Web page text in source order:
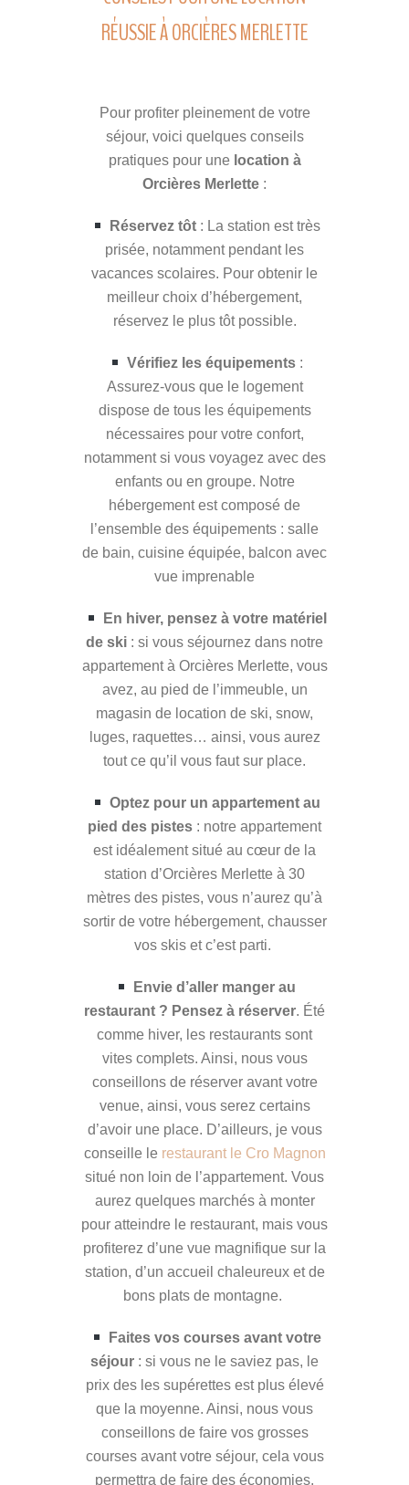
RÉUSSIE À ORCIÈRES MERLETTE
Pour profiter pleinement de votre
séjour, voici quelques conseils
pratiques pour une location à
Orcières Merlette :
Réservez tôt: La station est très
prisée, notamment pendant les
vacances scolaires. Pour obtenir le
meilleur choix d’hébergement,
réservez le plus tôt possible.
Vérifiez les équipements:
Assurez-vous que le logement
dispose de tous les équipements
nécessaires pour votre confort,
notamment si vous voyagez avec des
enfants ou en groupe. Notre
hébergement est composé de
l’ensemble des équipements : salle
de bain, cuisine équipée, balcon avec
vue imprenable
En hiver, pensez à votre matériel
de ski : si vous séjournez dans notre
appartement à Orcières Merlette, vous
avez, au pied de l’immeuble, un
magasin de location de ski, snow,
luges, raquettes… ainsi, vous aurez
tout ce qu’il vous faut sur place.
Optez pour un appartement au
pied des pistes : notre appartement
est idéalement situé au cœur de la
station d’Orcières Merlette à 30
mètres des pistes, vous n’aurez qu’à
sortir de votre hébergement, chausser
vos skis et c’est parti.
Envie d’aller manger au
restaurant ? Pensez à réserver. Été
comme hiver, les restaurants sont
vites complets. Ainsi, nous vous
conseillons de réserver avant votre
venue, ainsi, vous serez certains
d’avoir une place. D’ailleurs, je vous
conseille le restaurant le Cro Magnon
situé non loin de l’appartement. Vous
aurez quelques marchés à monter
pour atteindre le restaurant, mais vous
profiterez d’une vue magnifique sur la
station, d’un accueil chaleureux et de
bons plats de montagne.
Faites vos courses avant votre
séjour : si vous ne le saviez pas, le
prix des les supérettes est plus élevé
que la moyenne. Ainsi, nous vous
conseillons de faire vos grosses
courses avant votre séjour, cela vous
permettra de faire des économies.